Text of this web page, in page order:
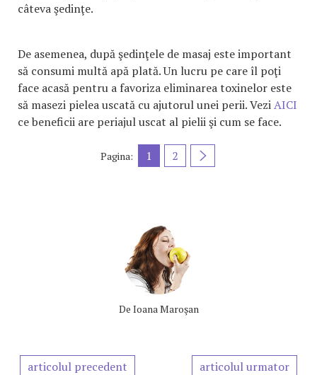
câteva şedinţe.
De asemenea, după şedinţele de masaj este important
să consumi multă apă plată. Un lucru pe care îl poţi
face acasă pentru a favoriza eliminarea toxinelor este
să masezi pielea uscată cu ajutorul unei perii. VeziAICI
ce beneficii are periajul uscat al pielii şi cum se face.
Pagina: 1 2
De Ioana Maroşan
articolul precedent articolul urmator